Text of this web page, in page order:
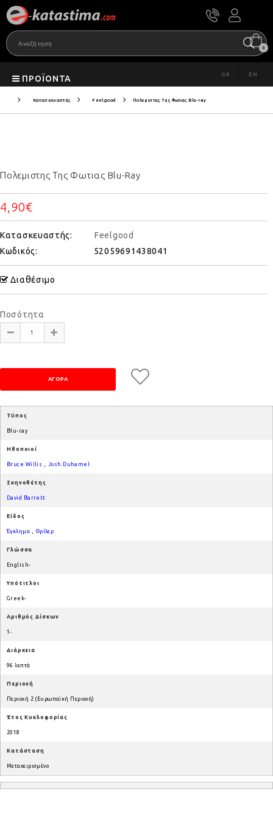
0
ΠΡΟΪΌΝΤΑ GR EN
Κατασκευαστής Feelgood Πολεμιστης Της Φωτιας Blu-ray
Πολεμιστης Της Φωτιας Blu-Ray
4,90€
Κατασκευαστής:
Feelgood
Κωδικός:
52059691438041
Διαθέσιμο
Ποσότητα
Τύπος
Blu-ray
Ηθοποιοί
Bruce Willis Josh Duhamel
Σκηνοθέτης
David Barrett
Είδος
Έγκλημα Θρίλερ
Γλώσσα
English-
Υπότιτλοι
Greek-
Αριθμός Δίσκων
1-
Διάρκεια
96 λεπτά
Περιοχή
Περιοχή 2 (Ευρωπαϊκή Περιοχή)
Έτος Κυκλοφορίας
2018
Κατάσταση
Μεταχειρισμένο